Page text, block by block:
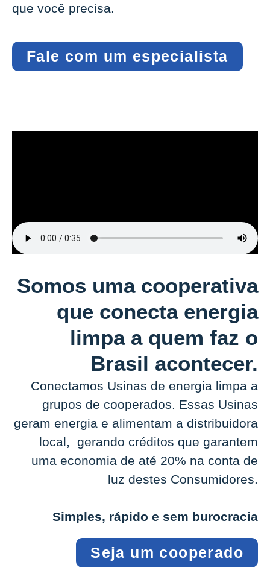
que você precisa.
Fale com um especialista
Somos uma cooperativa
que conecta energia
limpa a quem faz o
Brasil acontecer.
Conectamos Usinas de energia limpa a
grupos de cooperados. Essas Usinas
geram energia e alimentam a distribuidora
local, gerando créditos que garantem
uma economia de até 20% na conta de
luz destes Consumidores.
Simples, rápido e sem burocracia
Seja um cooperado